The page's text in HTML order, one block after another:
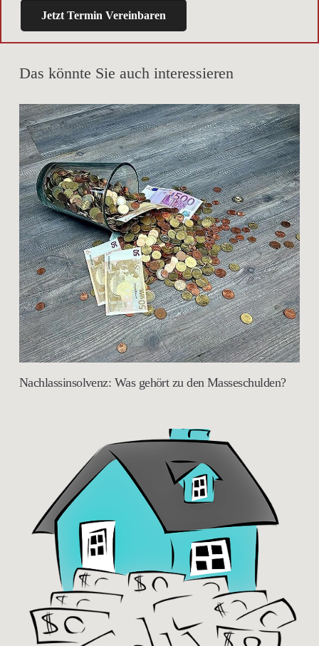
Jetzt Termin Vereinbaren
Das könnte Sie auch interessieren
Nachlassinsolvenz: Was gehört zu den Masseschulden?